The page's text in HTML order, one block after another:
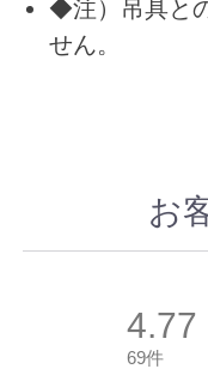
◆注）吊具と
せん。
お
4.77
69件